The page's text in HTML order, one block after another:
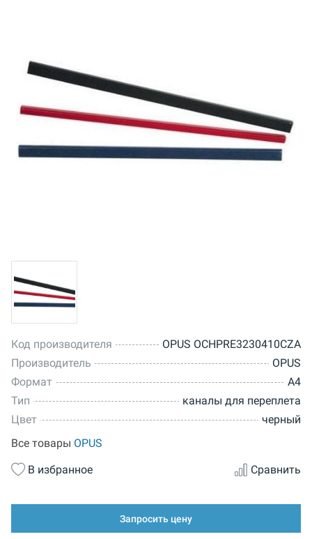
Код производителя
OPUS OCHPRE3230410CZA
Производитель
OPUS
Формат
A4
Тип
каналы для переплета
Цвет
черный
Все товары OPUS
В избранное
Сравнить
Запросить цену